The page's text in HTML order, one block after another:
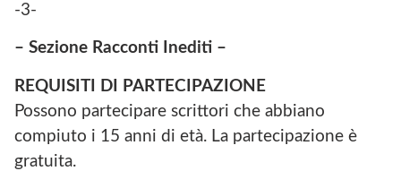
-3-
– Sezione Racconti Inediti –
REQUISITI DI PARTECIPAZIONE
Possono partecipare scrittori che abbiano
compiuto i 15 anni di età. La partecipazione è
gratuita.